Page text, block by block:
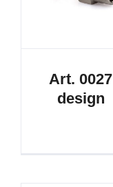
Art. 0027
design